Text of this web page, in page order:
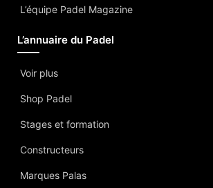
L’équipe Padel Magazine
L’annuaire du Padel
Voir plus
Shop Padel
Stages et formation
Constructeurs
Marques Palas